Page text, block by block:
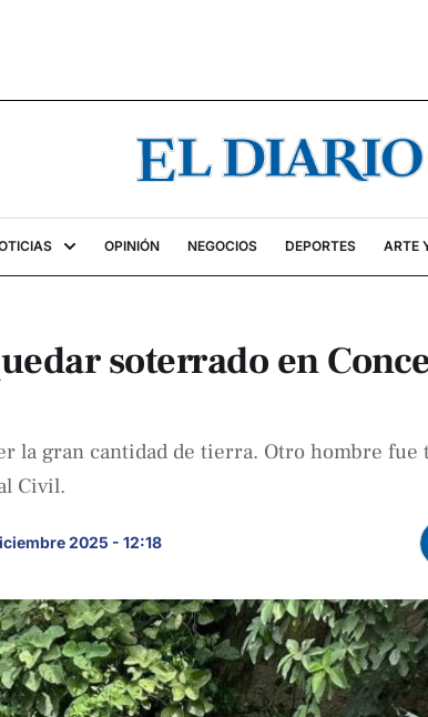
OPINIÓN NEGOCIOS DEPORTES ARTE
soterrado en
la gran cantidad de tierra. Otro hombre fue
Civil.
2025 - 12:18